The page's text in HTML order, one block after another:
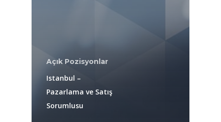
Açık Pozisyonlar
Istanbul –
Pazarlama ve Satış
Sorumlusu